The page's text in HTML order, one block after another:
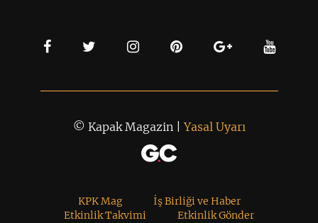
© Kapak Magazin |Yasal Uyarı
KPK Mag
İş Birliği ve Haber
Etkinlik Takvimi
Etkinlik Gönder